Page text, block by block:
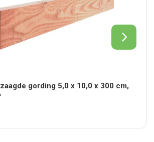
gording 5,0 x 10,0 x 300 cm,